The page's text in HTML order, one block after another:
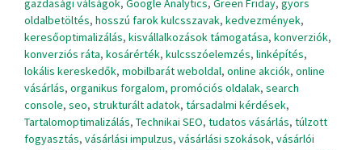
gazdasági válságok, Google Analytics, Green Friday, gyors
oldalbetöltés, hosszú farok kulcsszavak, kedvezmények,
keresőoptimalizálás, kisvállalkozások támogatása, konverziók,
konverziós ráta, kosárérték, kulcsszóelemzés, linképítés,
lokális kereskedők, mobilbarát weboldal, online akciók, online
vásárlás, organikus forgalom, promóciós oldalak, search
console, seo, strukturált adatok, társadalmi kérdések,
Tartalomoptimalizálás, Technikai SEO, tudatos vásárlás, túlzott
fogyasztás, vásárlási impulzus, vásárlási szokások, vásárlói